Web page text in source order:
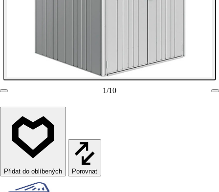
1/10
Porovnat